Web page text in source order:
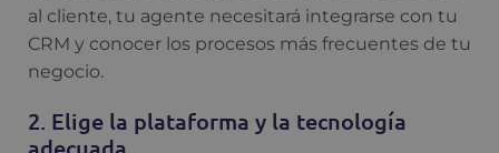
al cliente, tu agente necesitará integrarse con tu
CRM y conocer los procesos más frecuentes de tu
negocio.
2. Elige la plataforma y la tecnología
adecuada